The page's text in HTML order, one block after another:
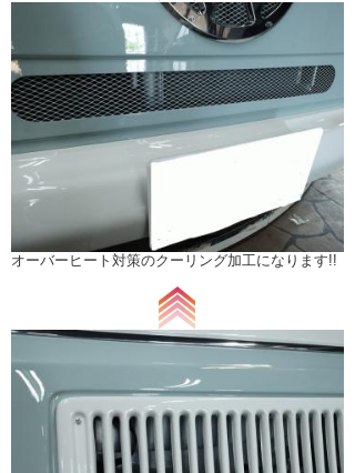
オーバーヒート対策のクーリング加工になります!!